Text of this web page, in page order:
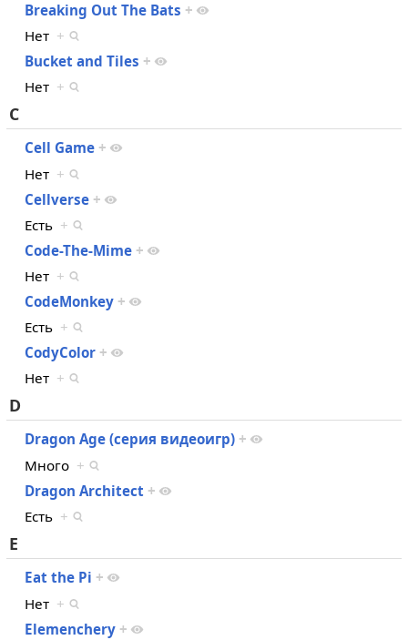
Breaking Out The Bats +
Нет +
Bucket and Tiles +
Нет +
C
Cell Game +
Нет +
Cellverse +
Есть +
Code-The-Mime +
Нет +
CodeMonkey +
Есть +
CodyColor +
Нет +
D
Dragon Age (серия видеоигр) +
Много +
Dragon Architect +
Есть +
E
Eat the Pi +
Нет +
Elemenchery +